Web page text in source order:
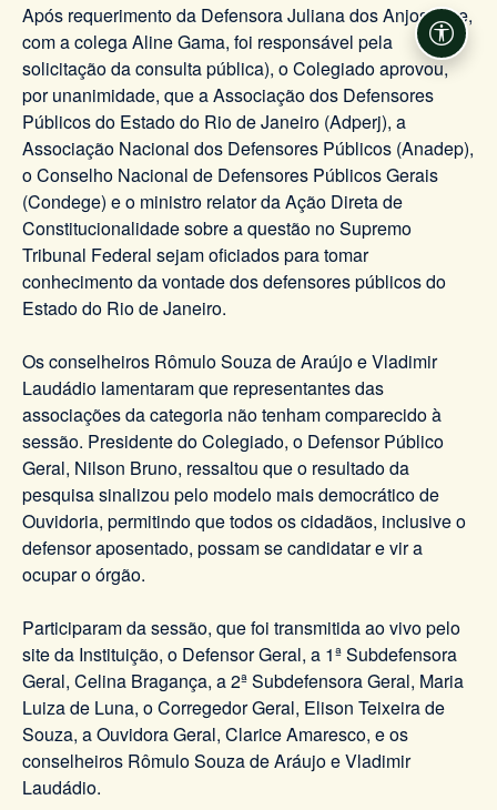
Após requerimento da Defensora Juliana dos Anjos (que,
com a colega Aline Gama, foi responsável pela
solicitação da consulta pública), o Colegiado aprovou,
por unanimidade, que a Associação dos Defensores
Públicos do Estado do Rio de Janeiro (Adperj), a
Associação Nacional dos Defensores Públicos (Anadep),
o Conselho Nacional de Defensores Públicos Gerais
(Condege) e o ministro relator da Ação Direta de
Constitucionalidade sobre a questão no Supremo
Tribunal Federal sejam oficiados para tomar
conhecimento da vontade dos defensores públicos do
Estado do Rio de Janeiro.
Os conselheiros Rômulo Souza de Araújo e Vladimir
Laudádio lamentaram que representantes das
associações da categoria não tenham comparecido à
sessão. Presidente do Colegiado, o Defensor Público
Geral, Nilson Bruno, ressaltou que o resultado da
pesquisa sinalizou pelo modelo mais democrático de
Ouvidoria, permitindo que todos os cidadãos, inclusive o
defensor aposentado, possam se candidatar e vir a
ocupar o órgão.
Participaram da sessão, que foi transmitida ao vivo pelo
site da Instituição, o Defensor Geral, a 1ª Subdefensora
Geral, Celina Bragança, a 2ª Subdefensora Geral, Maria
Luiza de Luna, o Corregedor Geral, Elison Teixeira de
Souza, a Ouvidora Geral, Clarice Amaresco, e os
conselheiros Rômulo Souza de Aráujo e Vladimir
Laudádio.